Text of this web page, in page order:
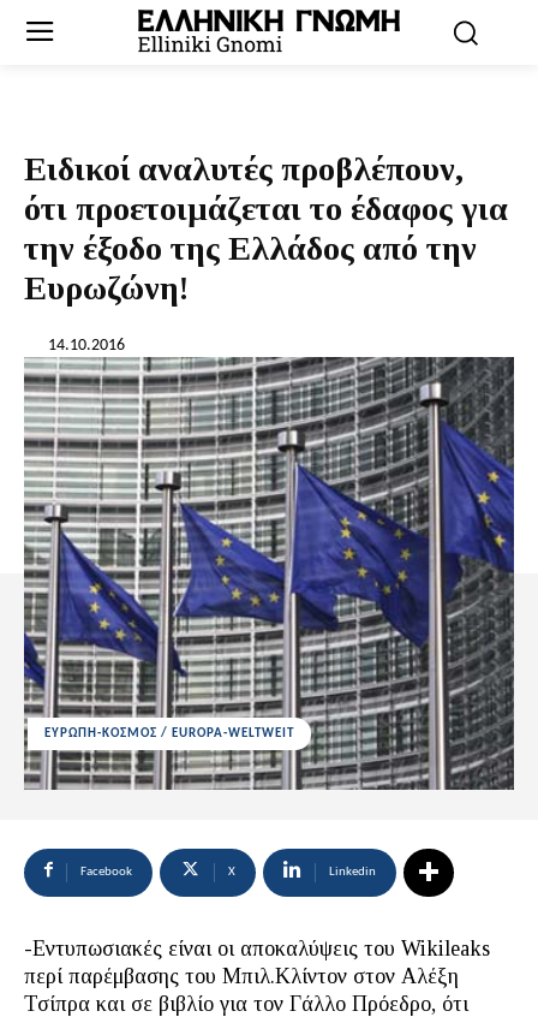
Ειδικοί αναλυτές προβλέπουν,
ότι προετοιμάζεται το έδαφος για
την έξοδο της Ελλάδος από την
Ευρωζώνη!
14.10.2016
ΕΥΡΩΠΗ-ΚΟΣΜΟΣ / EUROPA-WELTWEIT
Facebook X Linkedin
-Εντυπωσιακές είναι οι αποκαλύψεις του Wikileaks
περί παρέμβασης του Μπιλ.Κλίντον στον Αλέξη
Τσίπρα και σε βιβλίο για τον Γάλλο Πρόεδρο, ότι